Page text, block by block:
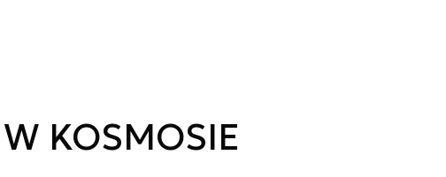
KOSMOSIE